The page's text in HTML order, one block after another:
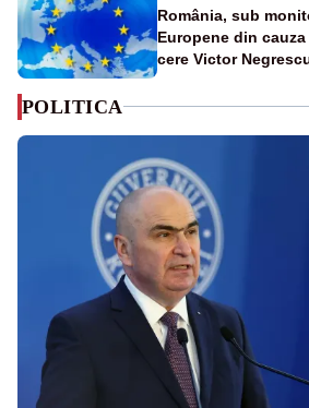
România, sub
Europene din
cere Victor
POLITICA